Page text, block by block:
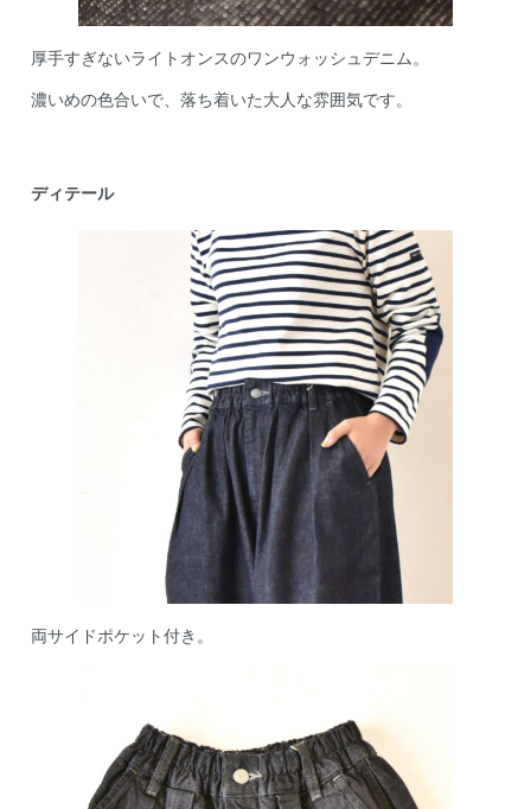
厚手すぎないライトオンスのワンウォッシュデニム。
濃いめの色合いで、落ち着いた大人な雰囲気です。
ディテール
両サイドポケット付き。